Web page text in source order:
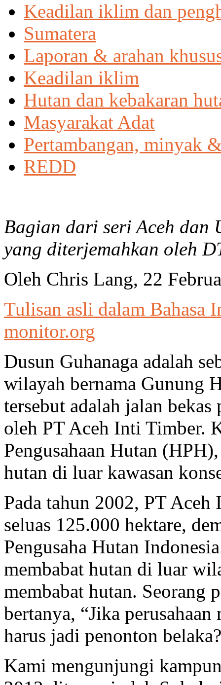
Keadilan iklim dan
Sumatera
Laporan & arahan
Keadilan iklim
Hutan dan kebakaran
Masyarakat Adat
Pertambangan, minyak
REDD
Bagian dari seri Aceh dan
yang diterjemahkan oleh
Oleh Chris Lang, 22
Tulisan asli dalam Bahasa
monitor.org
Dusun Guhanaga adalah
wilayah bernama Gunung
tersebut adalah jalan
oleh PT Aceh Inti Timber.
Pengusahaan Hutan
hutan di luar kawasan
Pada tahun 2002, PT
seluas 125.000 hektare,
Pengusaha Hutan
membabat hutan di luar
membabat hutan. Seorang
bertanya, “Jika
harus jadi penonton
Kami mengunjungi